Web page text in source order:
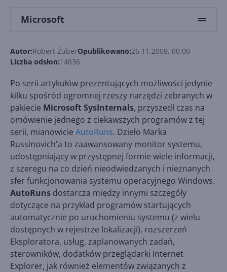
Microsoft
Autor:Robert ŻuberOpublikowano:26.11.2008, 00:00
Liczba odsłon:14836
Po serii artykułów prezentujących możliwości jedynie
kilku spośród ogromnej rzeszy narzędzi zebranych w
pakiecie Microsoft SysInternals, przyszedł czas na
omówienie jednego z ciekawszych programów z tej
serii, mianowicie AutoRuns. Dzieło Marka
Russinovich'a to zaawansowany monitor systemu,
udostępniający w przystępnej formie wiele informacji,
z szeregu na co dzień nieodwiedzanych i nieznanych
sfer funkcjonowania systemu operacyjnego Windows.
AutoRuns dostarcza między innymi szczegóły
dotyczące na przykład programów startujących
automatycznie po uruchomieniu systemu (z wielu
dostępnych w rejestrze lokalizacji), rozszerzeń
Eksploratora, usług, zaplanowanych zadań,
sterowników, dodatków przeglądarki Internet
Explorer, jak również elementów związanych z